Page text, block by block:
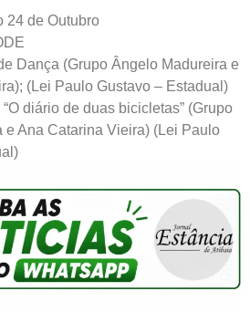
24 de Outubro
Dança (Grupo Ângelo Madureira e
(Lei Paulo Gustavo – Estadual)
diário de duas bicicletas” (Grupo
e Ana Catarina Vieira) (Lei Paulo